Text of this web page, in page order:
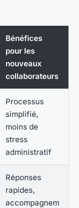
Bénéfices
pour les
nouveaux
collaborateurs
Processus
simplifié,
moins de
stress
administratif
Réponses
rapides,
accompagnem